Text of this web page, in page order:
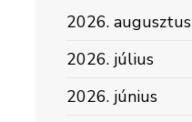
2026. augusztus
2026. július
2026. június